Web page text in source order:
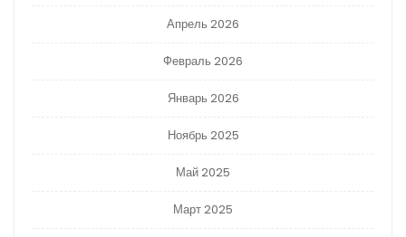
Апрель 2026
Февраль 2026
Январь 2026
Ноябрь 2025
Май 2025
Март 2025